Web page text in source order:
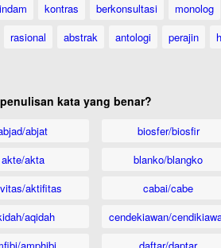
kontras berkonsultasi monolog
rasional abstrak antologi perajin
kata yang benar?
abjat
akte/akta
aktifitas
aqidah
biosfer/biosfir
blanko/blangko
cabai/cabe
cendekiawan/